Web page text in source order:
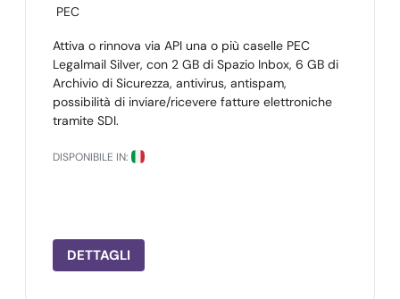
PEC
Attiva o rinnova via API una o più caselle PEC
Legalmail Silver, con 2 GB di Spazio Inbox, 6 GB di
Archivio di Sicurezza, antivirus, antispam,
possibilità di inviare/ricevere fatture elettroniche
tramite SDI.
DISPONIBILE IN:
DETTAGLI